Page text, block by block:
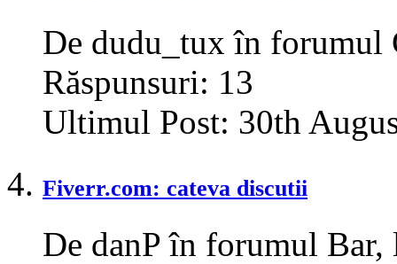
De dudu_tux în forumul
Răspunsuri: 13
Ultimul Post: 30th
Fiverr.com: cateva discutii
De danP în forumul Bar,